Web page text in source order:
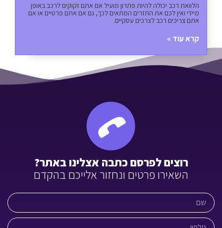
הלוואת רכב יכולה להיות פתרון מועיל אם אתם זקוקים לרכב באופן
מיידי ואין לכם את התזרים המתאים לכך, גם אם אתם פרטיים או אם
אתם צריכים רכב לצרכים עסקיים.
קרא עוד »
רוצים לפרסם כתבה אצלינו באתר?
השאירו פרטים ונחזור אלייכם בהקדם